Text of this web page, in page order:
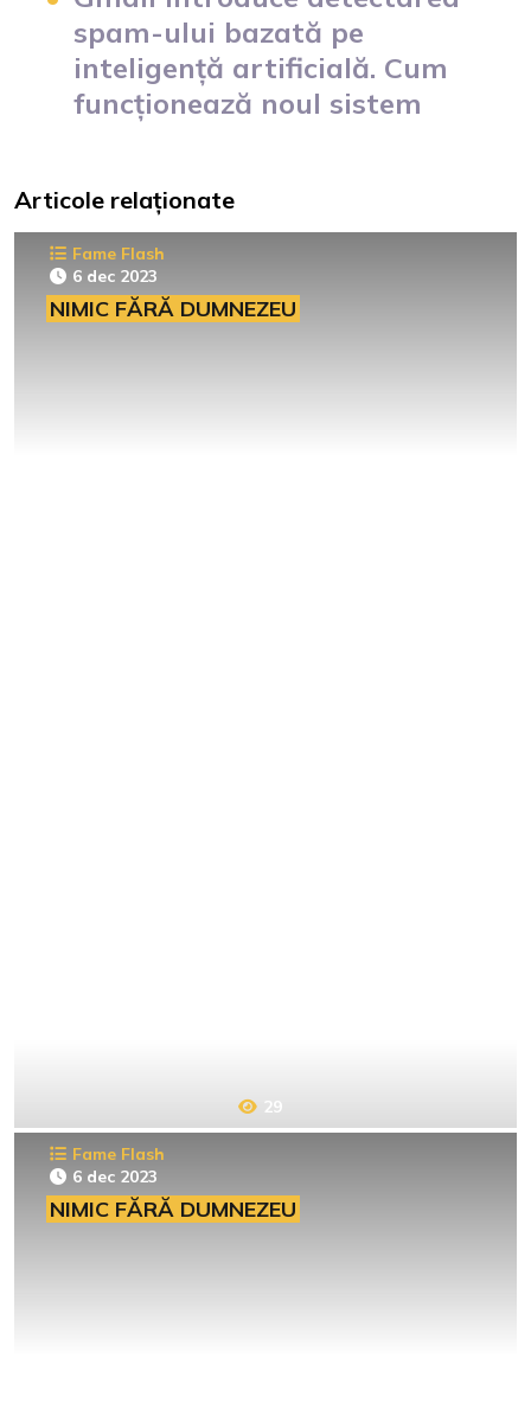
spam-ului bazată pe
inteligență artificială. Cum
funcționează noul sistem
Articole relaționate
Fame Flash
6 dec 2023
NIMIC FĂRĂ DUMNEZEU
29
Fame Flash
6 dec 2023
NIMIC FĂRĂ DUMNEZEU